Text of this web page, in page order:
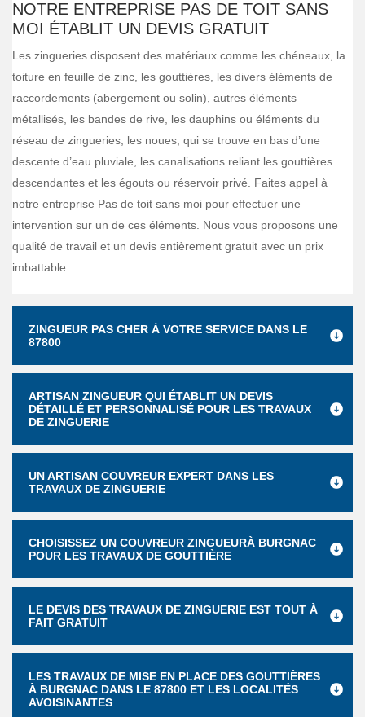
NOTRE ENTREPRISE PAS DE TOIT SANS
MOI ÉTABLIT UN DEVIS GRATUIT
Les zingueries disposent des matériaux comme les chéneaux, la
toiture en feuille de zinc, les gouttières, les divers éléments de
raccordements (abergement ou solin), autres éléments
métallisés, les bandes de rive, les dauphins ou éléments du
réseau de zingueries, les noues, qui se trouve en bas d’une
descente d’eau pluviale, les canalisations reliant les gouttières
descendantes et les égouts ou réservoir privé. Faites appel à
notre entreprise Pas de toit sans moi pour effectuer une
intervention sur un de ces éléments. Nous vous proposons une
qualité de travail et un devis entièrement gratuit avec un prix
imbattable.
ZINGUEUR PAS CHER À VOTRE SERVICE DANS LE
87800
ARTISAN ZINGUEUR QUI ÉTABLIT UN DEVIS
DÉTAILLÉ ET PERSONNALISÉ POUR LES TRAVAUX
DE ZINGUERIE
UN ARTISAN COUVREUR EXPERT DANS LES
TRAVAUX DE ZINGUERIE
CHOISISSEZ UN COUVREUR ZINGUEURÀ BURGNAC
POUR LES TRAVAUX DE GOUTTIÈRE
LE DEVIS DES TRAVAUX DE ZINGUERIE EST TOUT À
FAIT GRATUIT
LES TRAVAUX DE MISE EN PLACE DES GOUTTIÈRES
À BURGNAC DANS LE 87800 ET LES LOCALITÉS
AVOISINANTES